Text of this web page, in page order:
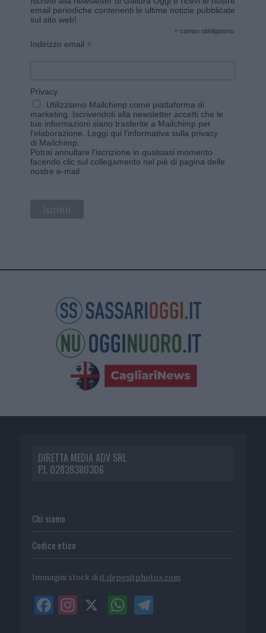
email periodiche contenenti le ultime notizie pubblicate
sul sito web!
* campo obbligatorio
Indirizzo email *
Privacy
Utilizziamo Mailchimp come piattaforma di
marketing. Iscrivendoti alla newsletter accetti che le
tue informazioni siano trasferite a Mailchimp per
l'elaborazione. Leggi qui l'informativa sulla privacy
di Mailchimp
Potrai annullare l'iscrizione in qualsiasi momento
facendo clic sul collegamento nel piè di pagina delle
nostre e-mail.
DIRETTA MEDIA ADV SRL
P.I. 02839380306
Chi siamo
Codice etico
Immagini stock di it.depositphotos.com